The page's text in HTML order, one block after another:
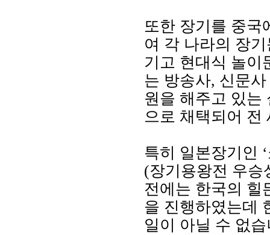
또한 장기를 중국
여 각 나라의 장
기고 현대식 놀이
는 방송사, 신문
원을 해주고 있는
으로 채택되어 전
특히 일본장기인
(장기용왕전 우승
전에는 한국의 힐
을 진행하였는데
일이 아닐 수 없습